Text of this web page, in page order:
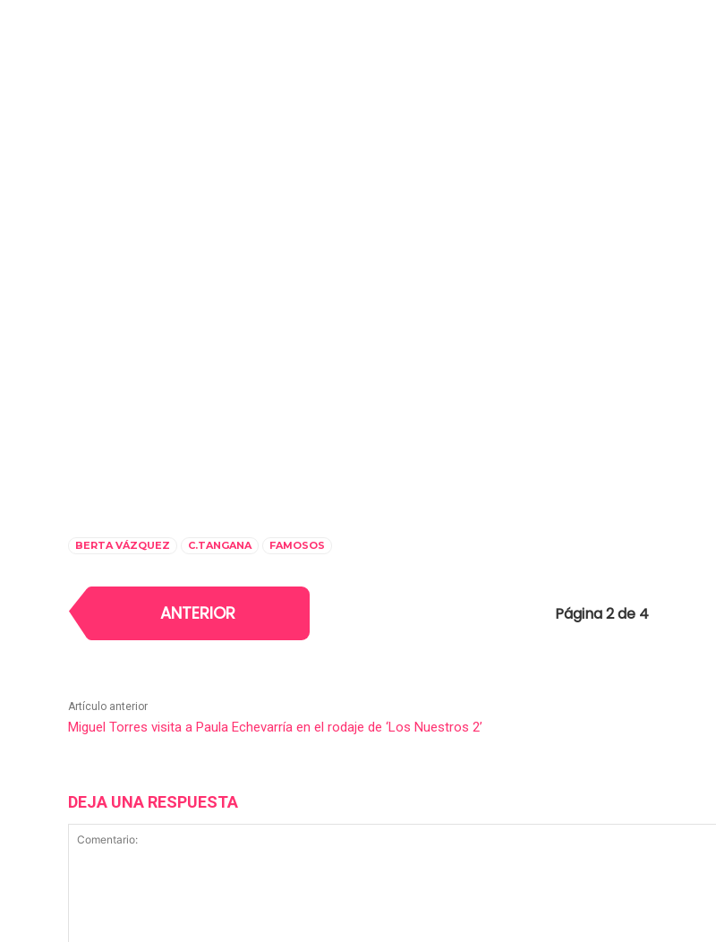
BERTA VÁZQUEZ C.TANGANA FAMOSOS
ANTERIOR Página 2 de 4
Artículo anterior
Miguel Torres visita a Paula Echevarría en el rodaje de ‘Los Nuestros 2’
DEJA UNA RESPUESTA